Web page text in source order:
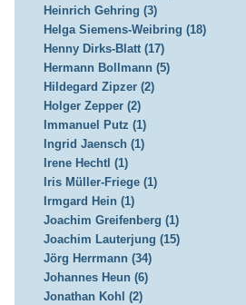
Heinrich Gehring (3)
Helga Siemens-Weibring (18)
Henny Dirks-Blatt (17)
Hermann Bollmann (5)
Hildegard Zipzer (2)
Holger Zepper (2)
Immanuel Putz (1)
Ingrid Jaensch (1)
Irene Hechtl (1)
Iris Müller-Friege (1)
Irmgard Hein (1)
Joachim Greifenberg (1)
Joachim Lauterjung (15)
Jörg Herrmann (34)
Johannes Heun (6)
Jonathan Kohl (2)